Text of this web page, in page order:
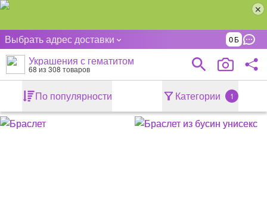
Выбрать адрес доставки 0
Украшения с гематитом
68 из 308 товаров
По популярности Категории 1